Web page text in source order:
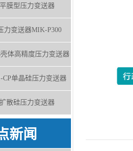
膜型压力变送器
力变送器MIK-P300
体高精度压力变送器
CP单晶硅压力变送器
散硅压力变送器
新闻